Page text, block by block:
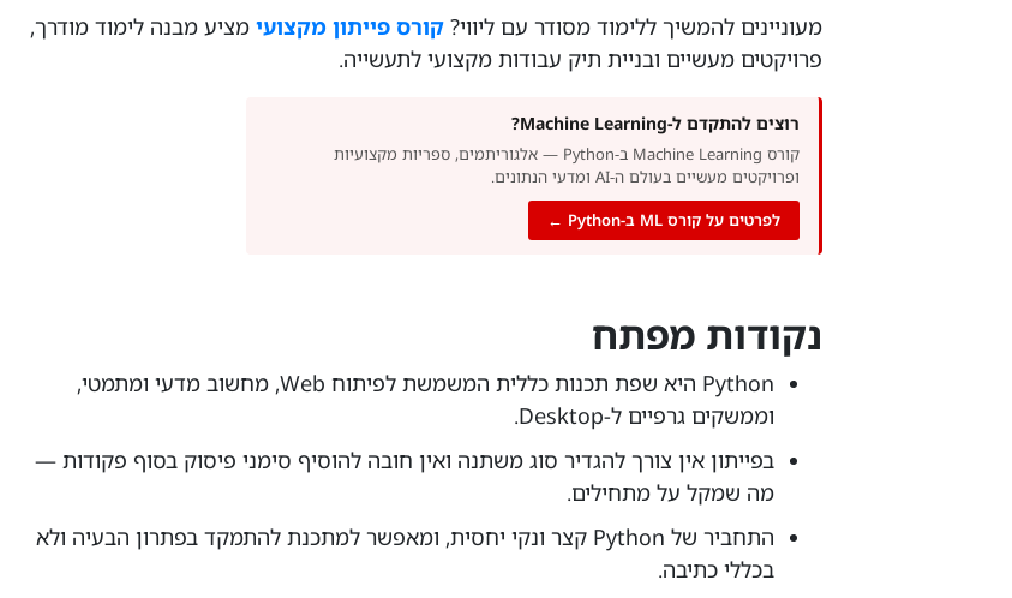
מעוניינים להמשיך ללימוד מסודר עם ליווי?קורס פייתון מקצועי מציע מבנה לימוד מודרך,
פרויקטים מעשיים ובניית תיק עבודות מקצועי לתעשייה.
רוצים להתקדם ל-Machine Learning?
קורס Machine Learning ב-Python — אלגוריתמים, ספריות מקצועיות
ופרויקטים מעשיים בעולם ה-AI ומדעי הנתונים.
לפרטים על קורס ML ב-Python ←
נקודות מפתח
Python היא שפת תכנות כללית המשמשת לפיתוח Web, מחשוב מדעי ומתמטי,
וממשקים גרפיים ל-Desktop.
בפייתון אין צורך להגדיר סוג משתנה ואין חובה להוסיף סימני פיסוק בסוף פקודות —
מה שמקל על מתחילים.
התחביר של Python קצר ונקי יחסית, ומאפשר למתכנת להתמקד בפתרון הבעיה ולא
בכללי כתיבה.